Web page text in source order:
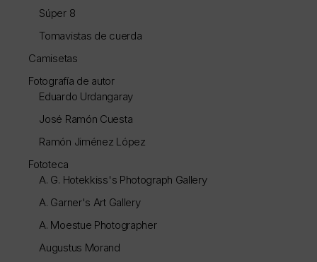
Súper 8
Tomavistas de cuerda
Camisetas
Fotografía de autor
Eduardo Urdangaray
José Ramón Cuesta
Ramón Jiménez López
Fototeca
A. G. Hotekkiss's Photograph Gallery
A. Garner's Art Gallery
A. Moestue Photographer
Augustus Morand